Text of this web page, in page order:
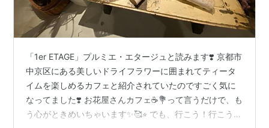
「1er ETAGE」プルミエ・エタージュと読みます❣️ 京都市
中京区にある美しいドライフラワーに囲まれてティータ
イムを楽しめるカフェと紹介されていたのですごく気に
なってました❣️ お花屋さんカフェ☕️💐って言うだけで、も
う心がときめいちゃいます✨🥰⭐︎ でも、行こう！行こう！